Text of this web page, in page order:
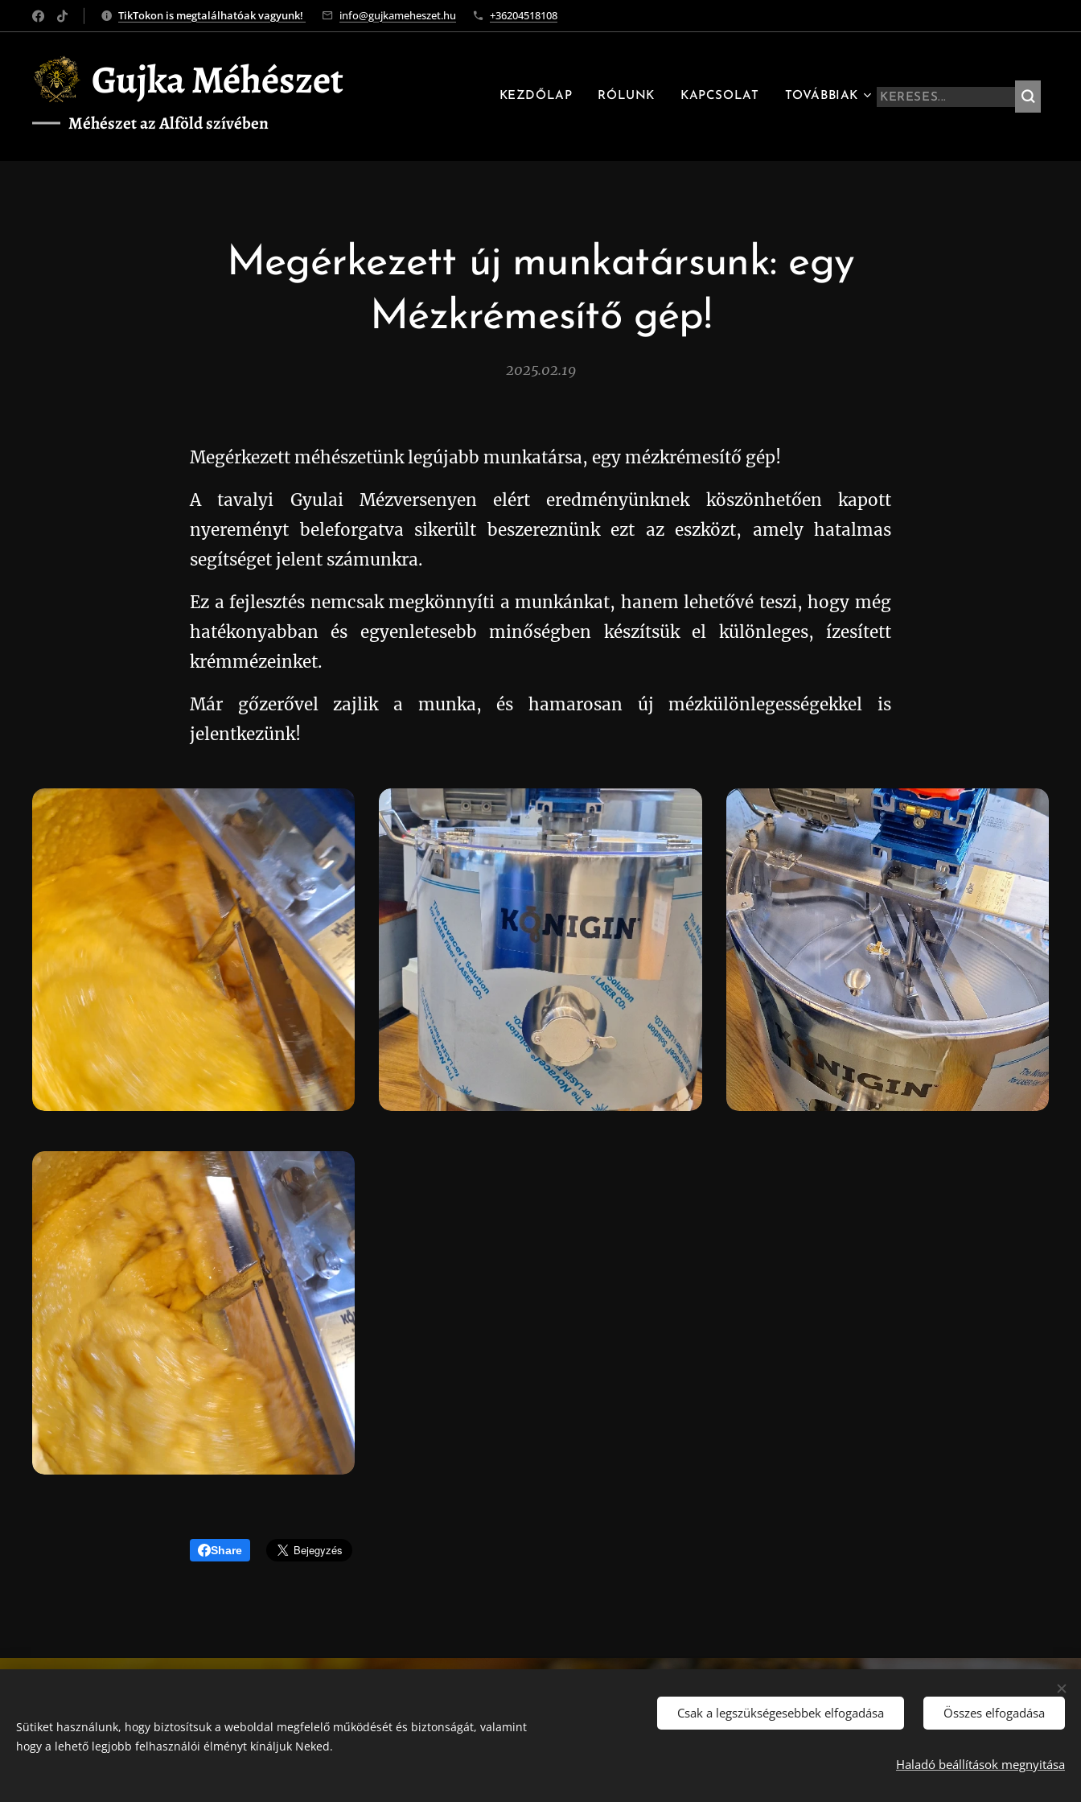
TikTokon is megtalálhatóak vagyunk! info@gujkameheszet.hu +36204518108
Gujka Méhészet
Méhészet az Alföld szívében
KEZDŐLAP RÓLUNK KAPCSOLAT TOVÁBBIAK
Megérkezett új munkatársunk: egy
Mézkrémesítő gép!
2025.02.19
Megérkezett méhészetünk legújabb munkatársa, egy mézkrémesítő gép! 🥳🍯
A tavalyi Gyulai Mézversenyen elért eredményünknek köszönhetően kapott
nyereményt beleforgatva sikerült beszereznünk ezt az eszközt, amely hatalmas
segítséget jelent számunkra.😇
Ez a fejlesztés nemcsak megkönnyíti a munkánkat, hanem lehetővé teszi, hogy még
hatékonyabban és egyenletesebb minőségben készítsük el különleges, ízesített
krémmézeinket. ☺️🥰
Már gőzerővel zajlik a munka, és hamarosan új mézkülönlegességekkel is
jelentkezünk! 💛
Share
5008 Szolnok Krúdy Gyula út 3/a
Sütiket használunk, hogy biztosítsuk a weboldal megfelelő működését és biztonságát, valamint
hogy a lehető legjobb felhasználói élményt kínáljuk Neked.
Csak a legszükségesebbek elfogadása Összes elfogadása
Haladó beállítások megnyitása